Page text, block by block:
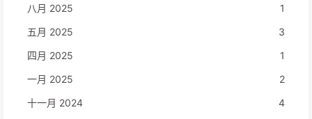
八月 2025
1
五月 2025
3
四月 2025
1
一月 2025
2
十一月 2024
4